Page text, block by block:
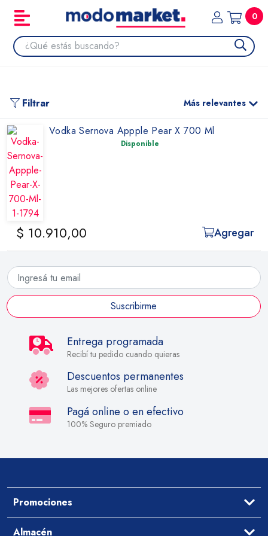
0
Filtrar Más relevantes
Vodka Sernova Appple Pear X 700 Ml
Disponible
$ 10.910,00 Agregar
Suscribirme
Entrega programada
Recibí tu pedido cuando quieras
Descuentos permanentes
Las mejores ofertas online
Pagá online o en efectivo
100% Seguro premiado
Promociones
Almacén